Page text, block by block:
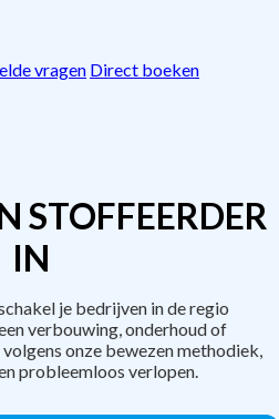
vragen Direct boeken
STOFFEERDER
IN
je bedrijven in de regio
verbouwing, onderhoud of
onze bewezen methodiek,
probleemloos verlopen.